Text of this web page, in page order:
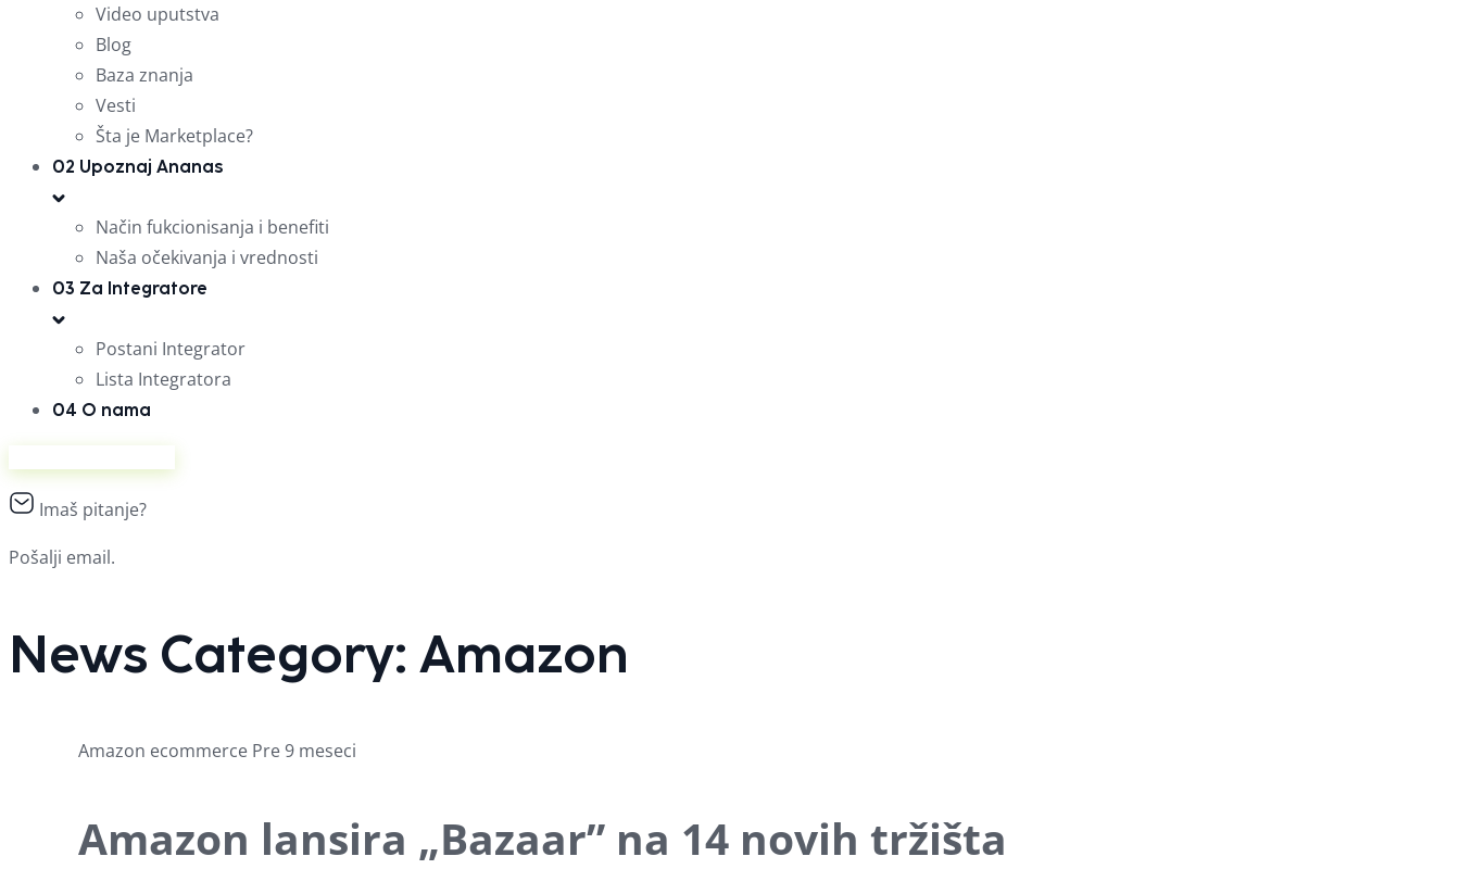
Video uputstva
Blog
Baza znanja
Vesti
Šta je Marketplace?
02 Upoznaj Ananas
Način fukcionisanja i benefiti
Naša očekivanja i vrednosti
03 Za Integratore
Postani Integrator
Lista Integratora
04 O nama
Imaš pitanje?
Pošalji email.
News Category: Amazon
Amazon ecommerce Pre 9 meseci
Amazon lansira „Bazaar” na 14 novih tržišta